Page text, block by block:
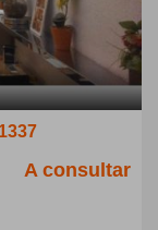
A consultar